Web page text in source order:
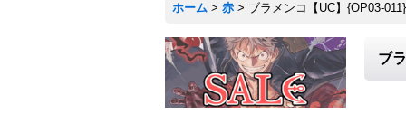
ホーム > 赤 > ブラメンコ【UC】{OP03-011}
ブ